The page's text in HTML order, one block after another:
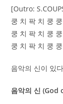
[Outro:
쿵 치 팍 치 쿵
쿵 치 팍 치 쿵
쿵 치 팍 치 쿵
음악의 신이 있
음악의 신 (God